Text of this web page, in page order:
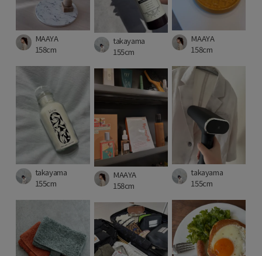
MAAYA
158cm
takayama
155cm
MAAYA
158cm
takayama
155cm
MAAYA
158cm
takayama
155cm